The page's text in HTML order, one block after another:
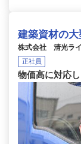
建築資材の
株式会社 清光ラ
正社員
物価高に対応